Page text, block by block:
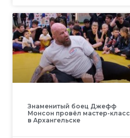
Знаменитый боец Джефф
Монсон провёл мастер-класс
в Архангельске